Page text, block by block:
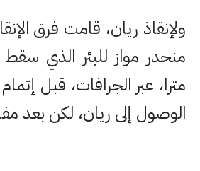
ولإنقاذ ريان، قامت فرق
مترا، عبر الجرافات، قبل
الوصول إلى ريان، لكن بعد